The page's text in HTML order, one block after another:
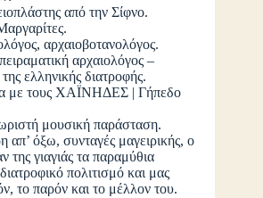
από την Σίφνο.
αρχαιοβοτανολόγος.
αρχαιολόγος –
ελληνικής διατροφής.
με τους ΧΑΪΝΗΔΕΣ | Γήπεδο
μουσική παράσταση.
απ’ όξω, συνταγές μαγειρικής, ο
γιαγιάς τα παραμύθια
πολιτισμό και μας
το παρόν και το μέλλον του.